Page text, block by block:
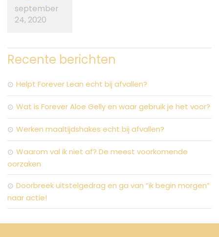
september
24, 2020
Recente berichten
Helpt Forever Lean echt bij afvallen?
Wat is Forever Aloe Gelly en waar gebruik je het voor?
Werken maaltijdshakes echt bij afvallen?
Waarom val ik niet af? De meest voorkomende
oorzaken
Doorbreek uitstelgedrag en ga van “ik begin morgen”
naar actie!